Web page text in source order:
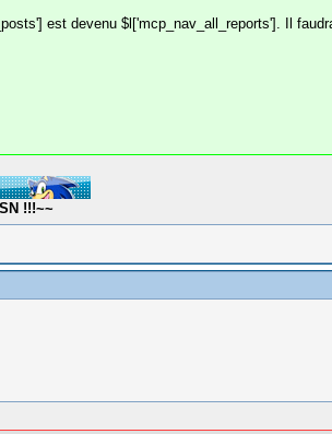
est devenu $l['mcp_nav_all_reports']. Il
!!!~~